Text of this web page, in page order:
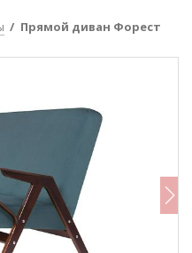
Прямой диван Форест